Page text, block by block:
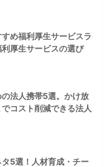
め福利厚生サービスラ
厚生サービスの選び
法人携帯5選。かけ放
コスト削減できる法人
5選！人材育成・チー